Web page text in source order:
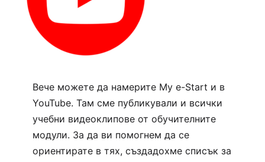
Вече можете да намерите My e-Start и в
YouTube. Там сме публикували и всички
учебни видеоклипове от обучителните
модули. За да ви помогнем да се
ориентирате в тях, създадохме списък за